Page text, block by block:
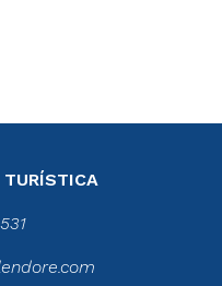
TURÍSTICA